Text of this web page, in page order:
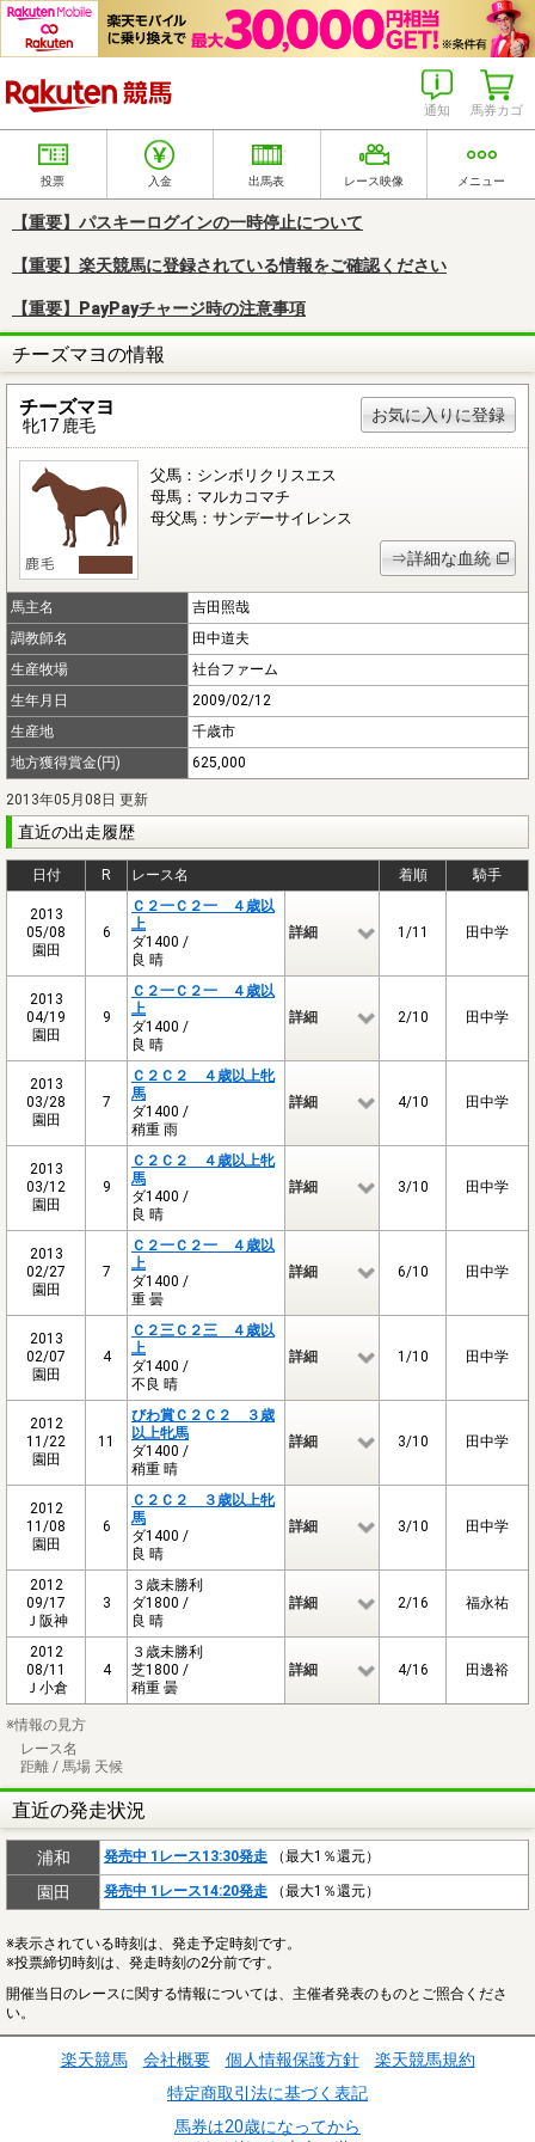
馬券カゴ
通知
投票 入金 出馬表 レース映像 メニュー
【重要】パスキーログインの一時停止について
【重要】楽天競馬に登録されている情報をご確認ください
【重要】PayPayチャージ時の注意事項
チーズマヨの情報
チーズマヨ
牝17 鹿毛
お気に入りに登録
父馬：シンボリクリスエス
母馬：マルカコマチ
母父馬：サンデーサイレンス
⇒詳細な血統
馬主名
吉田照哉
調教師名
田中道夫
生産牧場
社台ファーム
生年月日
2009/02/12
生産地
千歳市
地方獲得賞金(円)
625,000
2013年05月08日 更新
直近の出走履歴
日付 R レース名 着順 騎手
2013
05/08
園田
6
Ｃ２一Ｃ２一 ４歳以
上
ダ1400 /
良 晴
詳細 1/11 田中学
2013
04/19
園田
9
Ｃ２一Ｃ２一 ４歳以
上
ダ1400 /
良 晴
詳細 2/10 田中学
2013
03/28
園田
7
Ｃ２Ｃ２ ４歳以上牝
馬
ダ1400 /
稍重 雨
詳細 4/10 田中学
2013
03/12
園田
9
Ｃ２Ｃ２ ４歳以上牝
馬
ダ1400 /
良 晴
詳細 3/10 田中学
2013
02/27
園田
7
Ｃ２一Ｃ２一 ４歳以
上
ダ1400 /
重 曇
詳細 6/10 田中学
2013
02/07
園田
4
Ｃ２三Ｃ２三 ４歳以
上
ダ1400 /
不良 晴
詳細 1/10 田中学
2012
11/22
園田
11
びわ賞Ｃ２Ｃ２ ３歳
以上牝馬
ダ1400 /
稍重 晴
詳細 3/10 田中学
2012
11/08
園田
6
Ｃ２Ｃ２ ３歳以上牝
馬
ダ1400 /
良 晴
詳細 3/10 田中学
2012
09/17
Ｊ阪神
3
３歳未勝利
ダ1800 /
良 晴
詳細 2/16 福永祐
2012
08/11
Ｊ小倉
4
３歳未勝利
芝1800 /
稍重 曇
詳細 4/16 田邊裕
※情報の見方
レース名
距離 / 馬場 天候
直近の発走状況
浦和 発売中 1レース13:30発走 （最大1％還元）
園田 発売中 1レース14:20発走 （最大1％還元）
※表示されている時刻は、発走予定時刻です。
※投票締切時刻は、発走時刻の2分前です。
開催当日のレースに関する情報については、主催者発表のものとご照合くださ
い。
楽天競馬 会社概要 個人情報保護方針
楽天競馬規約
特定商取引法に基づく表記
馬券は20歳になってから